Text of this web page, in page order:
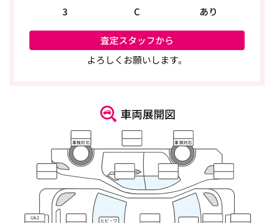
3 C あり
査定スタッフから
よろしくお願いします。
車両展開図
車検対応 車検対応
UA2
ヒビ・ワ